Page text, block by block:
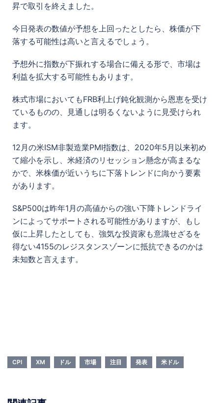
昇で取引を終えました。
今日発表の数値が予想を上回ったとしたら、株価が下
落する可能性は高いと言えるでしょう。
予想外に指数が下振れする場合に備える形で、市場は
利益を拡大する可能性もあります。
株式市場においてもFRB利上げ鈍化観測から恩恵を受け
ているものの、見通しは明るくないように見受けられ
ます。
12月の米ISM非製造業PMI指数は、2020年5月以来初め
て縮小を示し、米経済のリセッション懸念が高まるな
かで、米株価が近いうちに下落トレンドに向かう要素
があります。
S&P500は昨年1月の高値からの強い下降トレンドライ
ンによってサポートされる可能性がありますが、もし
仮に上昇したとしても、強気な投資家も意識せざるを
得ない4155のレジスタンスゾーンに抵抗できるのかは
未知数と言えます。
CPI XM ドル 市場 注目 発表 米ドル